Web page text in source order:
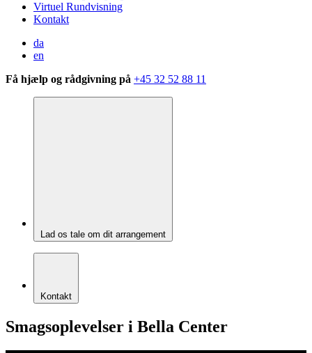
Virtuel Rundvisning
Kontakt
da
en
Få hjælp og rådgivning på +45 32 52 88 11
Lad os tale om dit arrangement
Kontakt
Smagsoplevelser i Bella Center